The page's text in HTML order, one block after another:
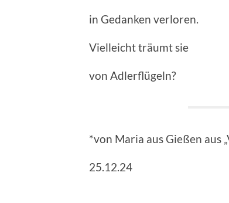
in Gedanken verloren.
Vielleicht träumt sie
von Adlerflügeln?
*von Maria aus Gießen aus
25.12.24